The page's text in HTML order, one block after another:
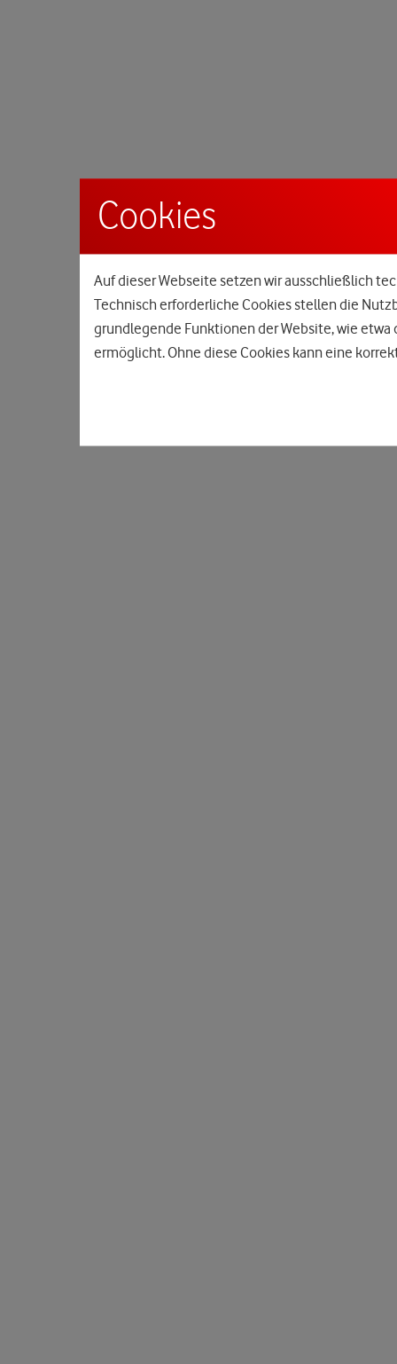
Cookies
Auf dieser Webseite setzen wir ausschließlich
Technisch erforderliche Cookies stellen die
grundlegende Funktionen der Website, wie
ermöglicht. Ohne diese Cookies kann eine